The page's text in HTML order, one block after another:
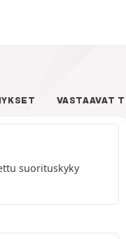
VASTAAVAT
suorituskyky